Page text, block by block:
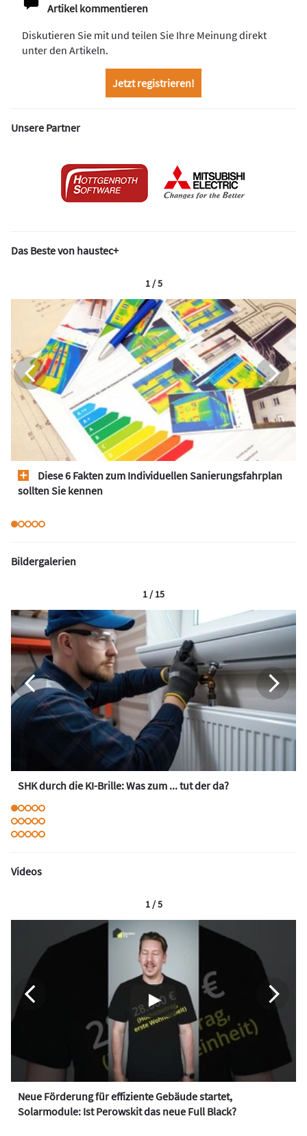
Artikel kommentieren
Diskutieren Sie mit und teilen Sie Ihre Meinung direkt
unter den Artikeln.
Jetzt registrieren!
Unsere Partner
Das Beste von haustec+
Diese 6 Fakten zum Individuellen Sanierungsfahrplan
sollten Sie kennen
1 / 5
Bildergalerien
SHK durch die KI-Brille: Was zum ... tut der da?
1 / 15
Videos
Neue Förderung für effiziente Gebäude startet,
Solarmodule: Ist Perowskit das neue Full Black?
1 / 5